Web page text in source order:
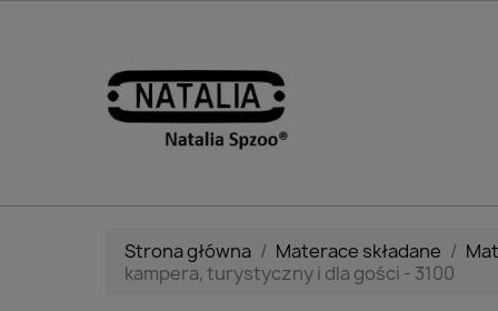
Strona główna Materace składane
kampera, turystyczny i dla gości - 3100